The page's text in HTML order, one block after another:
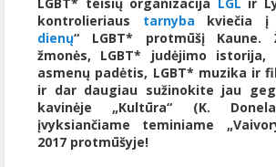
kontrolieriaus tarnyba kviečia į
dienų“ LGBT* protmūšį Kaune.
žmonės, LGBT* judėjimo istorija,
asmenų padėtis, LGBT* muzika ir
ir dar daugiau sužinokite jau
kavinėje „Kultūra“ (K.
įvyksiančiame teminiame
2017 protmūšyje!